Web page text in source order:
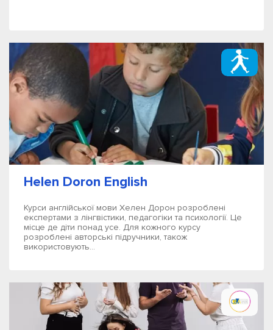
Helen Doron English
Курси англійської мови Хелен Дорон розроблені
експертами з лінгвістики, педагогіки та психології. Це
місце де діти понад усе. Для кожного курсу
розроблені авторські підручники, також
використовують...